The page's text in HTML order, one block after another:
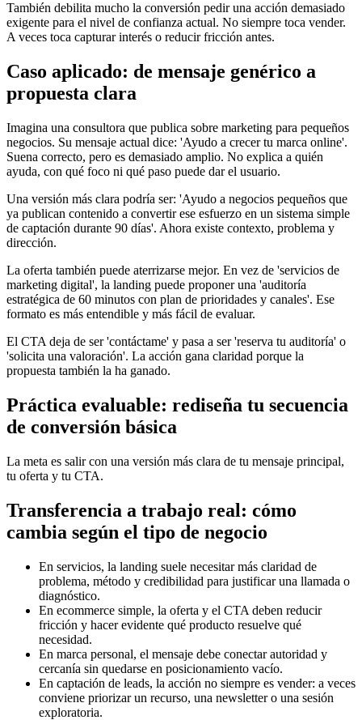
También debilita mucho la conversión pedir una acción demasiado
exigente para el nivel de confianza actual. No siempre toca vender.
A veces toca capturar interés o reducir fricción antes.
Caso aplicado: de mensaje genérico a
propuesta clara
Imagina una consultora que publica sobre marketing para pequeños
negocios. Su mensaje actual dice: 'Ayudo a crecer tu marca online'.
Suena correcto, pero es demasiado amplio. No explica a quién
ayuda, con qué foco ni qué paso puede dar el usuario.
Una versión más clara podría ser: 'Ayudo a negocios pequeños que
ya publican contenido a convertir ese esfuerzo en un sistema simple
de captación durante 90 días'. Ahora existe contexto, problema y
dirección.
La oferta también puede aterrizarse mejor. En vez de 'servicios de
marketing digital', la landing puede proponer una 'auditoría
estratégica de 60 minutos con plan de prioridades y canales'. Ese
formato es más entendible y más fácil de evaluar.
El CTA deja de ser 'contáctame' y pasa a ser 'reserva tu auditoría' o
'solicita una valoración'. La acción gana claridad porque la
propuesta también la ha ganado.
Práctica evaluable: rediseña tu secuencia
de conversión básica
La meta es salir con una versión más clara de tu mensaje principal,
tu oferta y tu CTA.
Transferencia a trabajo real: cómo
cambia según el tipo de negocio
En servicios, la landing suele necesitar más claridad de
problema, método y credibilidad para justificar una llamada o
diagnóstico.
En ecommerce simple, la oferta y el CTA deben reducir
fricción y hacer evidente qué producto resuelve qué
necesidad.
En marca personal, el mensaje debe conectar autoridad y
cercanía sin quedarse en posicionamiento vacío.
En captación de leads, la acción no siempre es vender: a veces
conviene priorizar un recurso, una newsletter o una sesión
exploratoria.